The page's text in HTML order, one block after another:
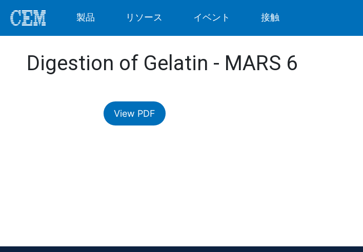
製品 リソース イベント 接触
Digestion of Gelatin - MARS 6
View PDF